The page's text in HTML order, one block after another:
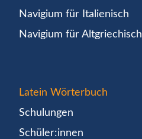
Navigium für Italienisch
Navigium für Altgriechisch
Latein Wörterbuch
Schulungen
Schüler:innen